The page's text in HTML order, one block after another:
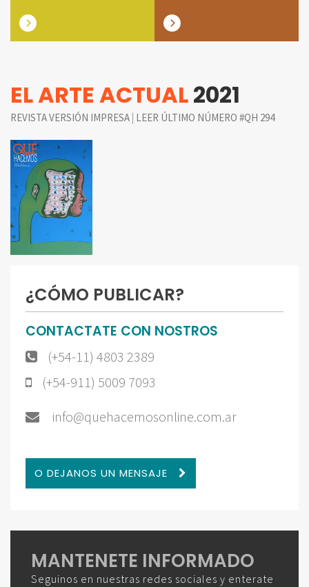
EL ARTE ACTUAL2021
REVISTA VERSIÓN IMPRESA | LEER ÚLTIMO NÚMERO #QH 294
¿CÓMO PUBLICAR?
CONTACTATE CON NOSTROS
(+54-11) 4803 2389
(+54-911) 5009 7093
info@quehacemosonline.com.ar
O DEJANOS UN MENSAJE
MANTENETE INFORMADO
Seguinos en nuestras redes sociales y enterate